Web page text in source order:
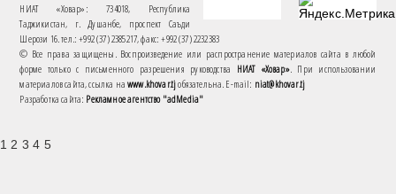
НИАТ «Ховар»: 734018, Республика
Таджикистан, г. Душанбе, проспект Саъди
Шерози 16. тел.: +992 (37) 2385217, факс: +992 (37) 2232383
© Все права защищены. Воспроизведение или распространение материалов сайта в любой
форме только с письменного разрешения руководства НИАТ «Ховар». При использовании
материалов сайта, ссылка наwww.khovar.tjобязательна. E-mail: niat@khovar.tj
Разработка сайта: Рекламное агентство "adMedia"
1 2 3 4 5